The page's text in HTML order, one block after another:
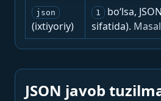
json
(ixtiyoriy)
1
bo‘lsa,
sifatida).
JSON javob